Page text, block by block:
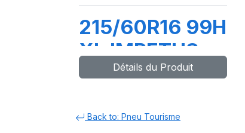
215/60R16 99H
XL IMPETUS
REVODétails du Produit
Back to: Pneu Tourisme